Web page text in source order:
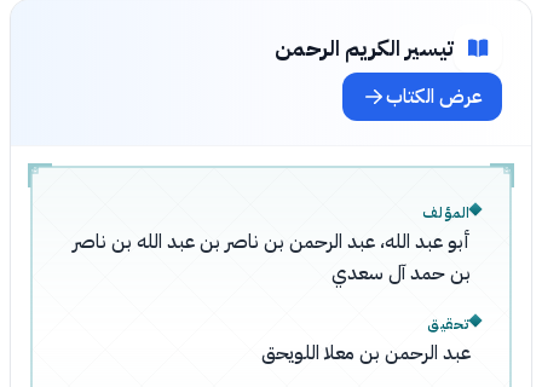
تيسير الكريم الرحمن
عرض الكتاب
المؤلف
أبو عبد الله، عبد الرحمن بن ناصر بن عبد الله بن ناصر
بن حمد آل سعدي
تحقيق
عبد الرحمن بن معلا اللويحق